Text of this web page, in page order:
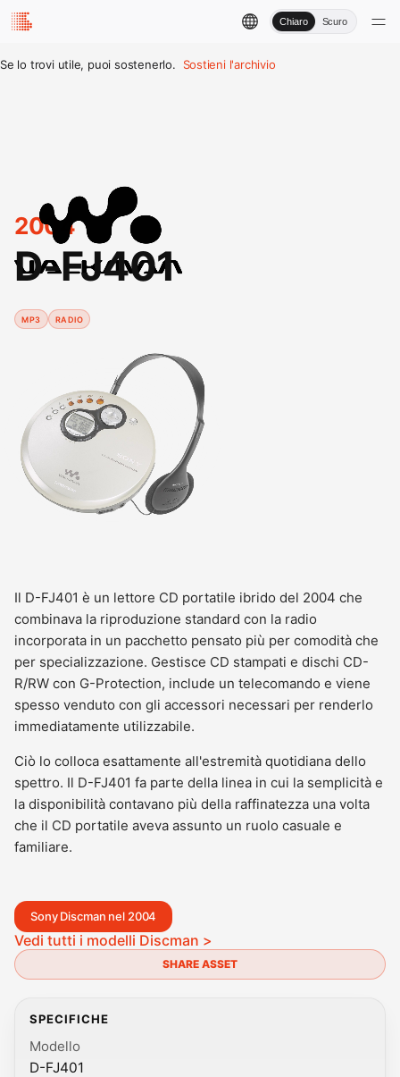
Chiaro Scuro
Se lo trovi utile, puoi sostenerlo. Sostieni l'archivio
2004
D-FJ401
MP3 RADIO
Il D-FJ401 è un lettore CD portatile ibrido del 2004 che
combinava la riproduzione standard con la radio
incorporata in un pacchetto pensato più per comodità che
per specializzazione. Gestisce CD stampati e dischi CD-
R/RW con G-Protection, include un telecomando e viene
spesso venduto con gli accessori necessari per renderlo
immediatamente utilizzabile.
Ciò lo colloca esattamente all'estremità quotidiana dello
spettro. Il D-FJ401 fa parte della linea in cui la semplicità e
la disponibilità contavano più della raffinatezza una volta
che il CD portatile aveva assunto un ruolo casuale e
familiare.
Sony Discman nel 2004
Vedi tutti i modelli Discman >
SHARE ASSET
SPECIFICHE
Modello
D-FJ401